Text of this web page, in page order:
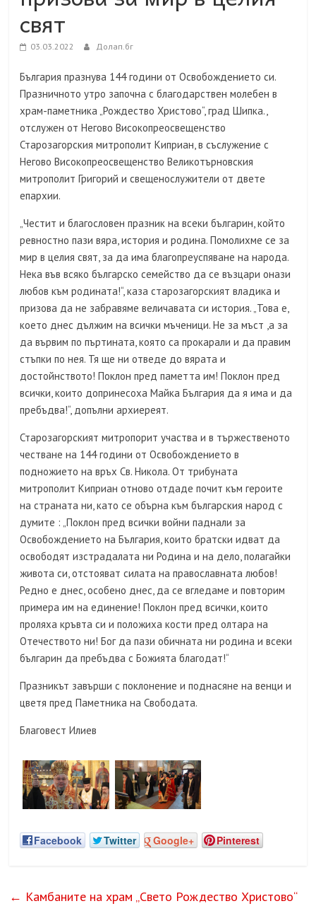
свят
03.03.2022 Долап.бг
България празнува 144 години от Освобождението си.
Празничното утро започна с благодарствен молебен в
храм-паметника „Рождество Христово“, град Шипка.,
отслужен от Негово Високопреосвещенство
Старозагорския митрополит Киприан, в съслужение с
Негово Високопреосвещенство Великотърновския
митрополит Григорий и свещенослужители от двете
епархии.
„Честит и благословен празник на всеки българин, който
ревностно пази вяра, история и родина. Помолихме се за
мир в целия свят, за да има благопреуспяване на народа.
Нека във всяко българско семейство да се възцари онази
любов към родината!“, каза старозагорският владика и
призова да не забравяме величавата си история. „Това е,
което днес дължим на всички мъченици. Не за мъст ,а за
да вървим по пъртината, която са прокарали и да правим
стъпки по нея. Тя ще ни отведе до вярата и
достойнството! Поклон пред паметта им! Поклон пред
всички, които допринесоха Майка България да я има и да
пребъдва!“, допълни архиереят.
Старозагорският митропорит участва и в тържественото
честване на 144 години от Освобождението в
подножието на връх Св. Никола. От трибуната
митрополит Киприан отново отдаде почит към героите
на страната ни, като се обърна към българския народ с
думите : „Поклон пред всички войни паднали за
Освобождението на България, които братски идват да
освободят изстрадалата ни Родина и на дело, полагайки
живота си, отстояват силата на православната любов!
Редно е днес, особено днес, да се вгледаме и повторим
примера им на единение! Поклон пред всички, които
проляха кръвта си и положиха кости пред олтара на
Отечеството ни! Бог да пази обичната ни родина и всеки
българин да пребъдва с Божията благодат!“
Празникът завърши с поклонение и поднасяне на венци и
цветя пред Паметника на Свободата.
Благовест Илиев
Facebook Twitter Google+ Pinterest
← Камбаните на храм „Свето Рождество Христово“